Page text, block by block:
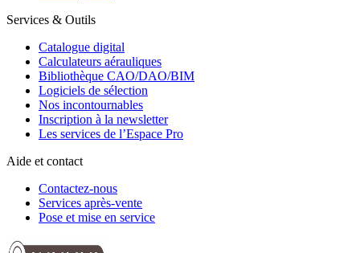
Services & Outils
Catalogue digital
Calculateurs aérauliques
Bibliothèque CAO/DAO/BIM
Logiciels de sélection
Nos incontournables
Inscription à la newsletter
Les services de l’Espace Pro
Aide et contact
Contactez-nous
Services après-vente
Pose et mise en service